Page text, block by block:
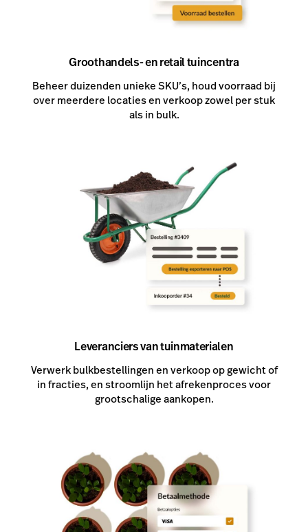
Groothandels- en retail tuincentra
Beheer duizenden unieke SKU’s, houd voorraad bij
over meerdere locaties en verkoop zowel per stuk
als in bulk.
Leveranciers van tuinmaterialen
Verwerk bulkbestellingen en verkoop op gewicht of
in fracties, en stroomlijn het afrekenproces voor
grootschalige aankopen.